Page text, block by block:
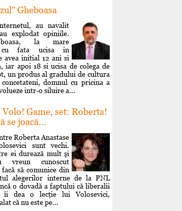
Gheboasa
au navalit
explodat opiniile.
la mare
cu fata ucisa in
avea initial 12 ani si
iar apoi 18 si ucisa de colega de
un produs al gradului de cultura
domnul cu pricina a
intr-o siluire a...
Volo! Game, set: Roberta!
se joacă...
Roberta Anastase
sunt vechi.
ei durează mult şi
vreun cunoscut
să comunice din
alegerilor interne de la PNL
o dovadă a faptului că liberalii
dea o lecţie lui Volosevici,
că nu este pe...